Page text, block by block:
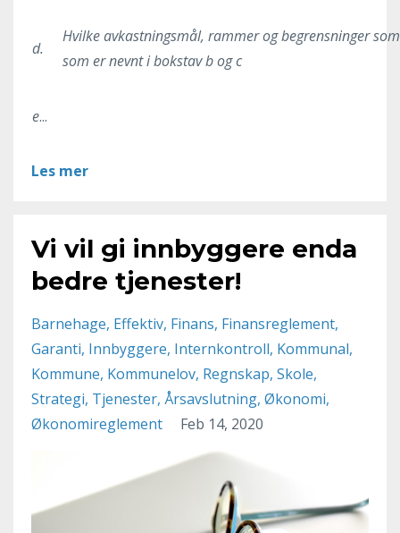
d.
Hvilke avkastningsmål, rammer og begrensninger
som er nevnt i bokstav b og c
e...
Les mer
Vi vil gi innbyggere enda
bedre tjenester!
Barnehage Effektiv Finans Finansreglement
Garanti Innbyggere Internkontroll Kommunal
Kommune Kommunelov Regnskap Skole
Strategi Tjenester Årsavslutning Økonomi
Økonomireglement
Feb 14, 2020